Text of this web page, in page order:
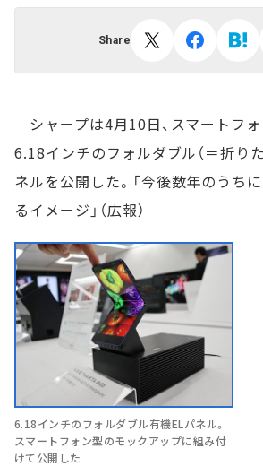
Share
シャープは4月10日、スマートフ
6.18インチのフォルダブル（＝折り
ネルを公開した。「今後数年のうち
るイメージ」（広報）
6.18インチのフォルダブル有機ELパネル。
スマートフォン型のモックアップに組み付
けて公開した